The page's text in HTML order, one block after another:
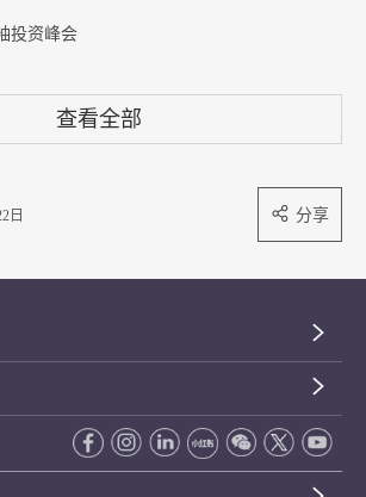
投资峰会
查看全部
日 分享